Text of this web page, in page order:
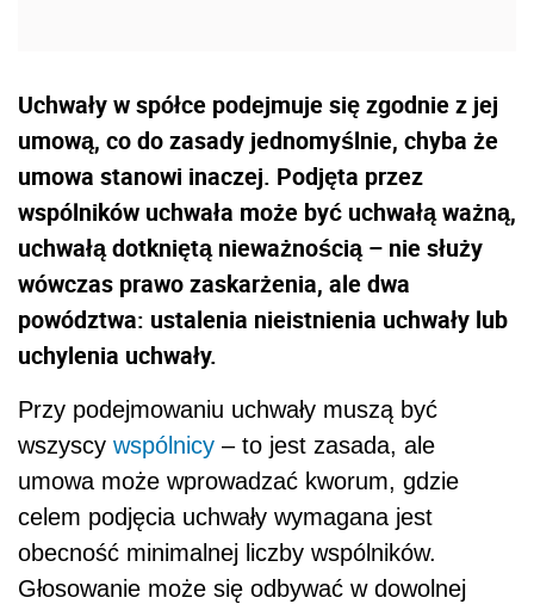
Uchwały w spółce podejmuje się zgodnie z jej
umową, co do zasady jednomyślnie, chyba że
umowa stanowi inaczej. Podjęta przez
wspólników uchwała może być uchwałą ważną,
uchwałą dotkniętą nieważnością – nie służy
wówczas prawo zaskarżenia, ale dwa
powództwa: ustalenia nieistnienia uchwały lub
uchylenia uchwały.
Przy podejmowaniu uchwały muszą być
wszyscy wspólnicy – to jest zasada, ale
umowa może wprowadzać kworum, gdzie
celem podjęcia uchwały wymagana jest
obecność minimalnej liczby wspólników.
Głosowanie może się odbywać w dowolnej